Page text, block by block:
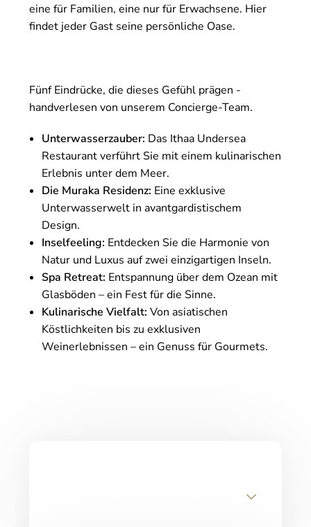
eine für Familien, eine nur für Erwachsene. Hier
findet jeder Gast seine persönliche Oase.
Fünf Eindrücke, die dieses Gefühl prägen -
handverlesen von unserem Concierge-Team.
Unterwasserzauber: Das Ithaa Undersea
Restaurant verführt Sie mit einem kulinarischen
Erlebnis unter dem Meer.
Die Muraka Residenz: Eine exklusive
Unterwasserwelt in avantgardistischem
Design.
Inselfeeling: Entdecken Sie die Harmonie von
Natur und Luxus auf zwei einzigartigen Inseln.
Spa Retreat: Entspannung über dem Ozean mit
Glasböden – ein Fest für die Sinne.
Kulinarische Vielfalt: Von asiatischen
Köstlichkeiten bis zu exklusiven
Weinerlebnissen – ein Genuss für Gourmets.